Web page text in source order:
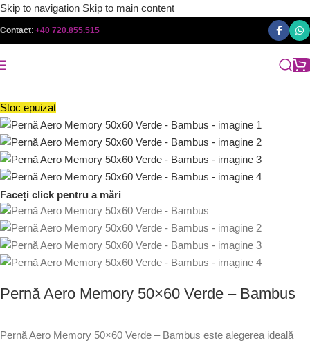
Skip to navigation Skip to main content
Contact: +40 720.855.515
Stoc epuizat
Faceți click pentru a mări
Pernă Aero Memory 50×60 Verde – Bambus
Pernă Aero Memory 50×60 Verde – Bambus este alegerea ideală